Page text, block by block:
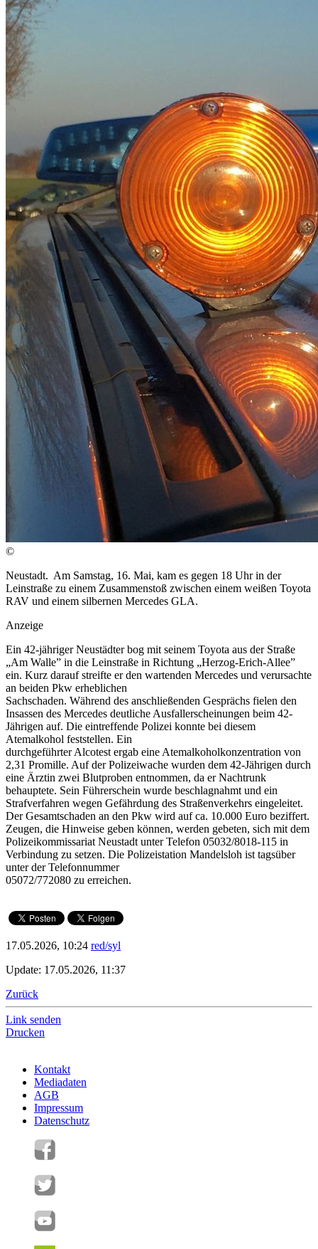
©
Neustadt. Am Samstag, 16. Mai, kam es gegen 18 Uhr in der
Leinstraße zu einem Zusammenstoß zwischen einem weißen Toyota
RAV und einem silbernen Mercedes GLA.
Anzeige
Ein 42-jähriger Neustädter bog mit seinem Toyota aus der Straße
„Am Walle” in die Leinstraße in Richtung „Herzog-Erich-Allee”
ein. Kurz darauf streifte er den wartenden Mercedes und verursachte
an beiden Pkw erheblichen
Sachschaden. Während des anschließenden Gesprächs fielen den
Insassen des Mercedes deutliche Ausfallerscheinungen beim 42-
Jährigen auf. Die eintreffende Polizei konnte bei diesem
Atemalkohol feststellen. Ein
durchgeführter Alcotest ergab eine Atemalkoholkonzentration von
2,31 Promille. Auf der Polizeiwache wurden dem 42-Jährigen durch
eine Ärztin zwei Blutproben entnommen, da er Nachtrunk
behauptete. Sein Führerschein wurde beschlagnahmt und ein
Strafverfahren wegen Gefährdung des Straßenverkehrs eingeleitet.
Der Gesamtschaden an den Pkw wird auf ca. 10.000 Euro beziffert.
Zeugen, die Hinweise geben können, werden gebeten, sich mit dem
Polizeikommissariat Neustadt unter Telefon 05032/8018-115 in
Verbindung zu setzen. Die Polizeistation Mandelsloh ist tagsüber
unter der Telefonnummer
05072/772080 zu erreichen.
17.05.2026, 10:24 red/syl
Update: 17.05.2026, 11:37
Zurück
Link senden
Drucken
Kontakt
Mediadaten
AGB
Impressum
Datenschutz